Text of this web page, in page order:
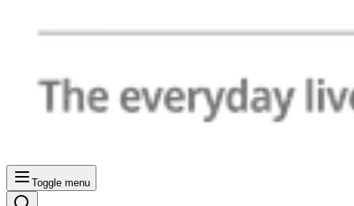
Toggle menu